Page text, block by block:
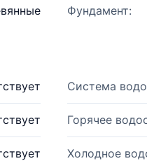
Фундамент:
Система
Горячее
Холодное